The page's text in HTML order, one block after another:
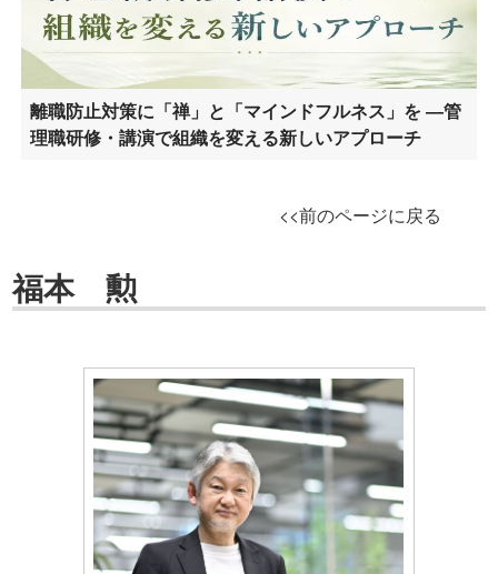
離職防止対策に「禅」と「マインドフルネス」を ―管
理職研修・講演で組織を変える新しいアプローチ
<<前のページに戻る
福本 勲